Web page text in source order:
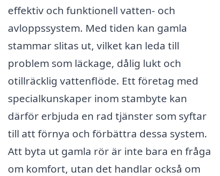
effektiv och funktionell vatten- och
avloppssystem. Med tiden kan gamla
stammar slitas ut, vilket kan leda till
problem som läckage, dålig lukt och
otillräcklig vattenflöde. Ett företag med
specialkunskaper inom stambyte kan
därför erbjuda en rad tjänster som syftar
till att förnya och förbättra dessa system.
Att byta ut gamla rör är inte bara en fråga
om komfort, utan det handlar också om